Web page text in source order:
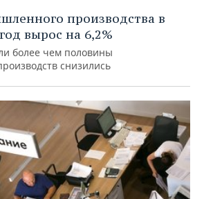
производства в
вырос на 6,2%
более чем половины
снизились